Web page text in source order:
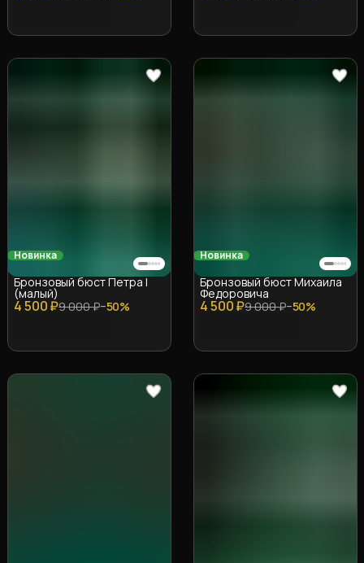
Новинка
4 500 ₽9 000 ₽−50%
Бронзовый бюст Петра I
(малый)
Новинка
4 500 ₽9 000 ₽−50%
Бронзовый бюст Михаила
Федоровича